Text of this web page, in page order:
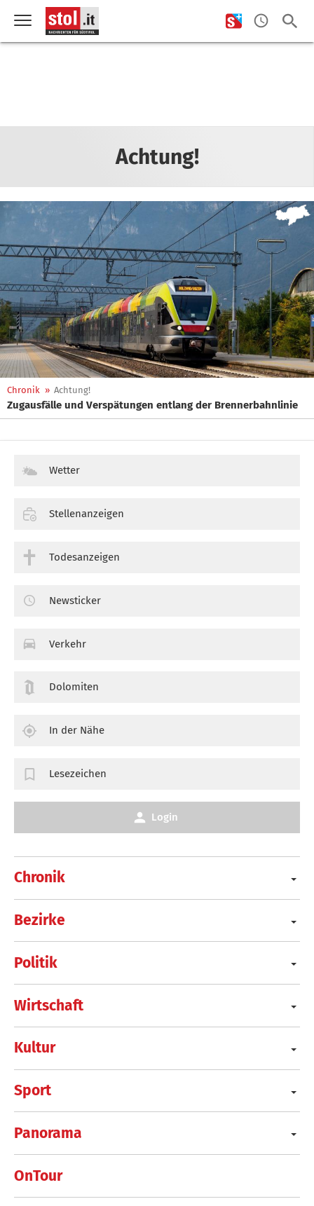
Achtung!
Chronik » Achtung!
Zugausfälle und Verspätungen entlang der Brennerbahnlinie
Chronik
Bezirke
Politik
Wirtschaft
Kultur
Sport
Panorama
OnTour
Wetter
Stellenanzeigen
Todesanzeigen
Newsticker
Verkehr
Dolomiten
In der Nähe
Lesezeichen
Login